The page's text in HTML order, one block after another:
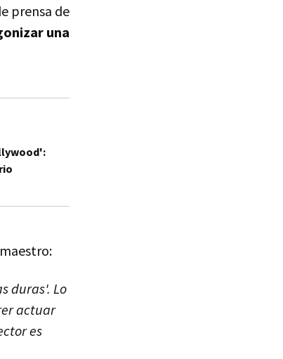
prensa de
una
duras'. Lo
actuar
es